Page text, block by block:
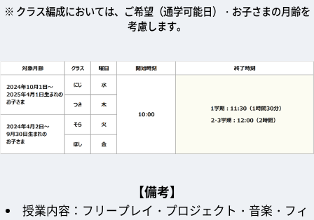
※ クラス編成においては、ご希望（通学可能日）・お子さまの月齢を
考慮します。
【備考】
授業内容：フリープレイ・プロジェクト・音楽・フィ